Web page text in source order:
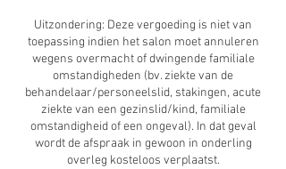
Uitzondering: Deze vergoeding is niet van
toepassing indien het salon moet annuleren
wegens overmacht of dwingende familiale
omstandigheden (bv. ziekte van de
behandelaar/personeelslid, stakingen, acute
ziekte van een gezinslid/kind, familiale
omstandigheid of een ongeval). In dat geval
wordt de afspraak in gewoon in onderling
overleg kosteloos verplaatst.